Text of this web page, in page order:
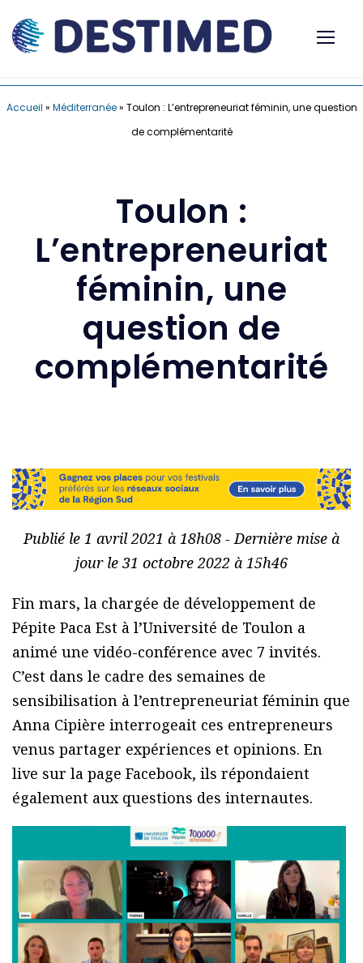
Accueil » Méditerranée» Toulon : L’entrepreneuriat féminin, une question
de complémentarité
Toulon :
L’entrepreneuriat
féminin, une
question de
complémentarité
Publié le 1 avril 2021 à 18h08 - Dernière mise à
jour le 31 octobre 2022 à 15h46
Fin mars, la chargée de développement de
Pépite Paca Est à l’Université de Toulon a
animé une vidéo-conférence avec 7 invités.
C’est dans le cadre des semaines de
sensibilisation à l’entrepreneuriat féminin que
Anna Cipière interrogeait ces entrepreneurs
venus partager expériences et opinions. En
live sur la page Facebook, ils répondaient
également aux questions des internautes.